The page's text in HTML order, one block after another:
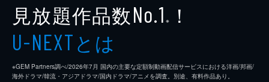
見放題作品数No.1 ※ ！
U-NEXTとは
※GEM Partners調べ/2026年7⽉ 国内の主要な定額制動画配信サービスにおける洋画/邦画/
海外ドラマ/韓流・アジアドラマ/国内ドラマ/アニメを調査。別途、有料作品あり。